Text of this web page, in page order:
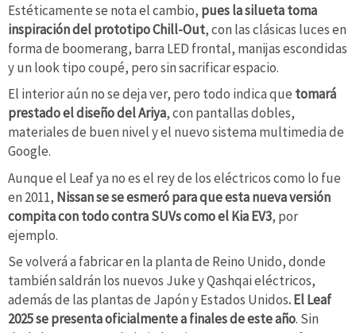
Estéticamente se nota el cambio, pues la silueta toma
inspiración del prototipo Chill-Out, con las clásicas luces en
forma de boomerang, barra LED frontal, manijas escondidas
y un look tipo coupé, pero sin sacrificar espacio.
El interior aún no se deja ver, pero todo indica que tomará
prestado el diseño del Ariya, con pantallas dobles,
materiales de buen nivel y el nuevo sistema multimedia de
Google.
Aunque el Leaf ya no es el rey de los eléctricos como lo fue
en 2011, Nissan se se esmeró para que esta nueva versión
compita con todo contra SUVs como el Kia EV3, por
ejemplo.
Se volverá a fabricar en la planta de Reino Unido, donde
también saldrán los nuevos Juke y Qashqai eléctricos,
además de las plantas de Japón y Estados Unidos. El Leaf
2025 se presenta oficialmente a finales de este año. Sin